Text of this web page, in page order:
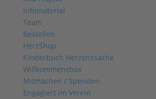
Infomaterial
Team
Bestellen
HerzShop
Kinderbuch Herzenssache
Willkommensbox
Mitmachen / Spenden
Engagiert im Verein